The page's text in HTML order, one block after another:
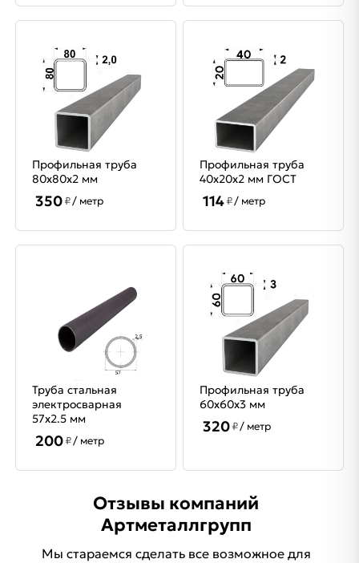
Профильная труба
80х80х2 мм
350₽/ метр
Профильная труба
40х20х2 мм ГОСТ
114₽/ метр
Труба стальная
электросварная
57х2.5 мм
200₽/ метр
Профильная труба
60х60х3 мм
320₽/ метр
Отзывы компаний
Артметаллгрупп
Мы стараемся сделать все возможное для